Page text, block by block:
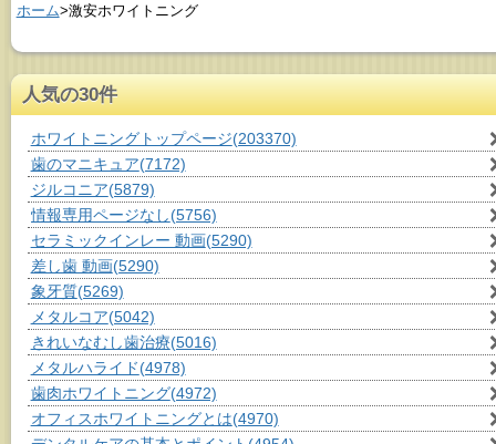
ホーム>激安ホワイトニング
人気の30件
ホワイトニングトップページ(203370)
歯のマニキュア(7172)
ジルコニア(5879)
情報専用ページなし(5756)
セラミックインレー 動画(5290)
差し歯 動画(5290)
象牙質(5269)
メタルコア(5042)
きれいなむし歯治療(5016)
メタルハライド(4978)
歯肉ホワイトニング(4972)
オフィスホワイトニングとは(4970)